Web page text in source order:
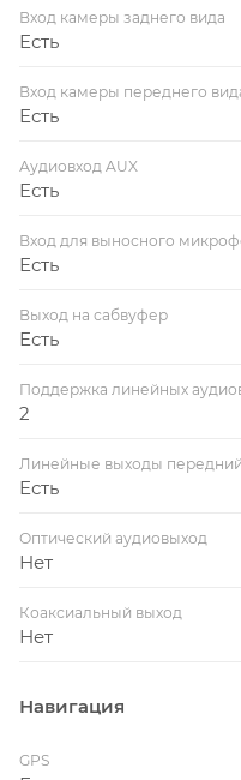
Вход камеры заднего вида
Есть
Вход камеры переднего
Есть
Аудиовход AUX
Есть
Вход для выносного
Есть
Выход на сабвуфер
Есть
Поддержка линейных
2
Линейные выходы
Есть
Оптический аудиовыход
Нет
Коаксиальный выход
Нет
Навигация
GPS